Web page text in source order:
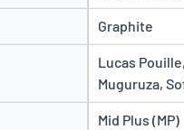
Graphite
Lucas
Muguruza,
Mid Plus (MP)